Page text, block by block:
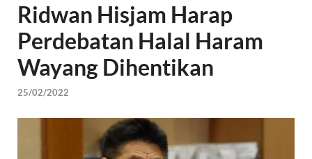
Ridwan Hisjam Harap
Perdebatan Halal Haram
Wayang Dihentikan
25/02/2022